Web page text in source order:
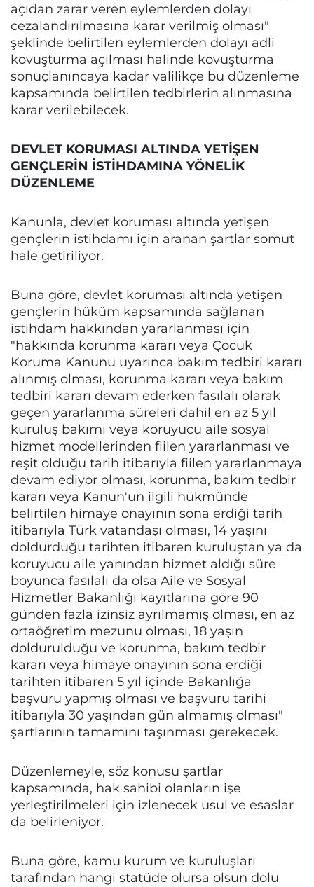
açıdan zarar veren eylemlerden dolayı
cezalandırılmasına karar verilmiş olması"
şeklinde belirtilen eylemlerden dolayı adli
kovuşturma açılması halinde kovuşturma
sonuçlanıncaya kadar valilikçe bu düzenleme
kapsamında belirtilen tedbirlerin alınmasına
karar verilebilecek.
DEVLET KORUMASI ALTINDA YETİŞEN
GENÇLERİN İSTİHDAMINA YÖNELİK
DÜZENLEME
Kanunla, devlet koruması altında yetişen
gençlerin istihdamı için aranan şartlar somut
hale getiriliyor.
Buna göre, devlet koruması altında yetişen
gençlerin hüküm kapsamında sağlanan
istihdam hakkından yararlanması için
"hakkında korunma kararı veya Çocuk
Koruma Kanunu uyarınca bakım tedbiri kararı
alınmış olması, korunma kararı veya bakım
tedbiri kararı devam ederken fasılalı olarak
geçen yararlanma süreleri dahil en az 5 yıl
kuruluş bakımı veya koruyucu aile sosyal
hizmet modellerinden fiilen yararlanması ve
reşit olduğu tarih itibarıyla fiilen yararlanmaya
devam ediyor olması, korunma, bakım tedbir
kararı veya Kanun'un ilgili hükmünde
belirtilen himaye onayının sona erdiği tarih
itibarıyla Türk vatandaşı olması, 14 yaşını
doldurduğu tarihten itibaren kuruluştan ya da
koruyucu aile yanından hizmet aldığı süre
boyunca fasılalı da olsa Aile ve Sosyal
Hizmetler Bakanlığı kayıtlarına göre 90
günden fazla izinsiz ayrılmamış olması, en az
ortaöğretim mezunu olması, 18 yaşın
doldurulduğu ve korunma, bakım tedbir
kararı veya himaye onayının sona erdiği
tarihten itibaren 5 yıl içinde Bakanlığa
başvuru yapmış olması ve başvuru tarihi
itibarıyla 30 yaşından gün almamış olması"
şartlarının tamamını taşınması gerekecek.
Düzenlemeyle, söz konusu şartlar
kapsamında, hak sahibi olanların işe
yerleştirilmeleri için izlenecek usul ve esaslar
da belirleniyor.
Buna göre, kamu kurum ve kuruluşları
tarafından hangi statüde olursa olsun dolu